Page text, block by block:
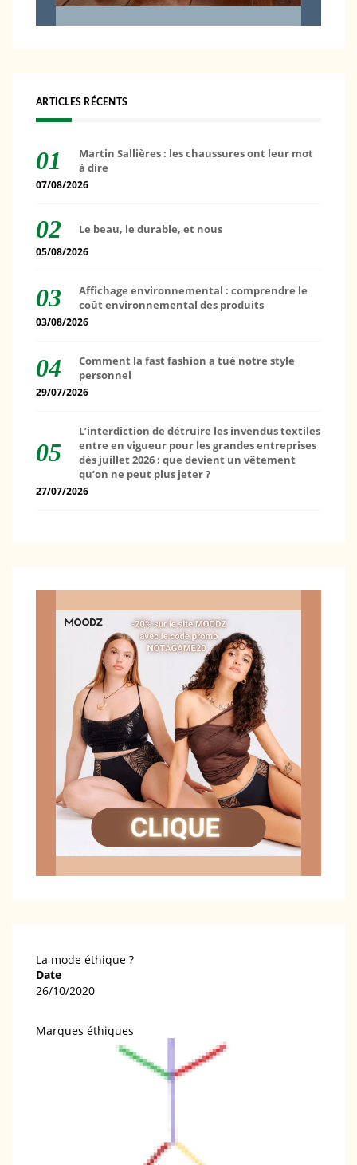
ARTICLES RÉCENTS
Martin Sallières : les chaussures ont leur mot
à dire
07/08/2026
Le beau, le durable, et nous
05/08/2026
Affichage environnemental : comprendre le
coût environnemental des produits
03/08/2026
Comment la fast fashion a tué notre style
personnel
29/07/2026
L’interdiction de détruire les invendus textiles
entre en vigueur pour les grandes entreprises
dès juillet 2026 : que devient un vêtement
qu’on ne peut plus jeter ?
27/07/2026
La mode éthique ?
Date
26/10/2020
Marques éthiques